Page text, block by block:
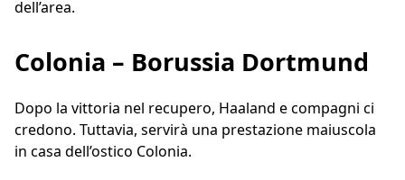
dell’area.
Colonia – Borussia Dortmund
Dopo la vittoria nel recupero, Haaland e compagni ci
credono. Tuttavia, servirà una prestazione maiuscola
in casa dell’ostico Colonia.